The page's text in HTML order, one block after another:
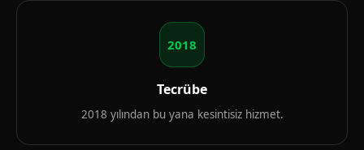
2018
Tecrübe
2018 yılından bu yana kesintisiz hizmet.